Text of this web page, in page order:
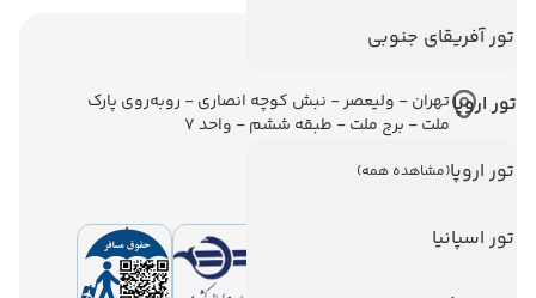
تور آفریقای جنوبی
تور اروپا
تور اروپا(مشاهده همه)
تور اسپانیا
اطلاعات تماس
تهران - ولیعصر - نبش کوچه انصاری - روبه‌روی پارک
ملت - برج ملت - طبقه ششم - واحد 7